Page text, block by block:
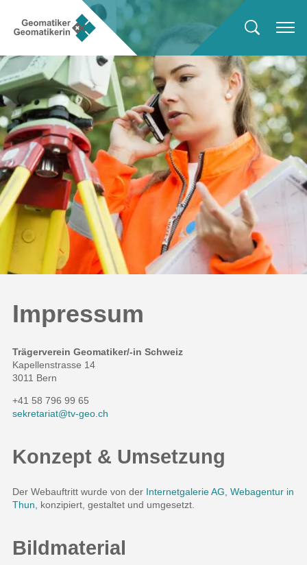
Impressum
Trägerverein Geomatiker/-in Schweiz
Kapellenstrasse 14
3011 Bern
+41 58 796 99 65
sekretariat
tv-geo.ch
Konzept & Umsetzung
Der Webauftritt wurde von der Internetgalerie AG, Webagentur in
Thun, konzipiert, gestaltet und umgesetzt.
Bildmaterial